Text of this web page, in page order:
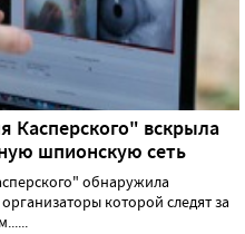
Касперского" вскрыла
шпионскую сеть
обнаружила
которой следят за